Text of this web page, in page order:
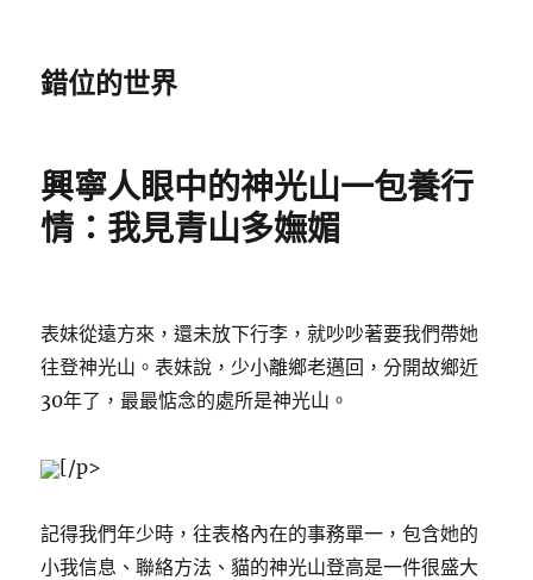
錯位的世界
興寧人眼中的神光山一包養行
情：我見青山多嫵媚
表妹從遠方來，還未放下行李，就吵吵著要我們帶她
往登神光山。表妹說，少小離鄉老邁回，分開故鄉近
30年了，最最惦念的處所是神光山。
[/p>
記得我們年少時，往表格內在的事務單一，包含她的
小我信息、聯絡方法、貓的神光山登高是一件很盛大